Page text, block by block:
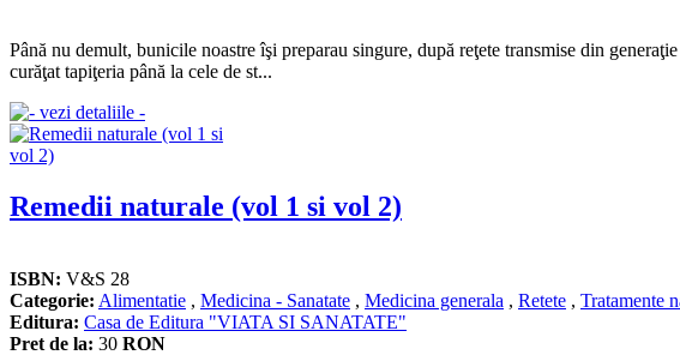
Până nu demult, bunicile noastre îşi preparau singure, după reţete transmise din
curăţat tapiţeria până la cele de st...
Remedii naturale (vol 1 si vol 2)
ISBN: V&S 28
Categorie: Alimentatie , Medicina - Sanatate , Medicina generala , Retete , Tratamente
Editura: Casa de Editura "VIATA SI SANATATE"
Pret de la: 30 RON